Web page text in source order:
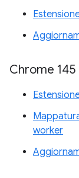
Chrome 145
worker